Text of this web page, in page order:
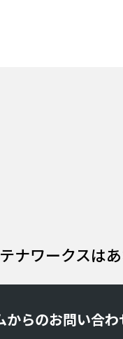
ナワークスは
からのお問い合わ